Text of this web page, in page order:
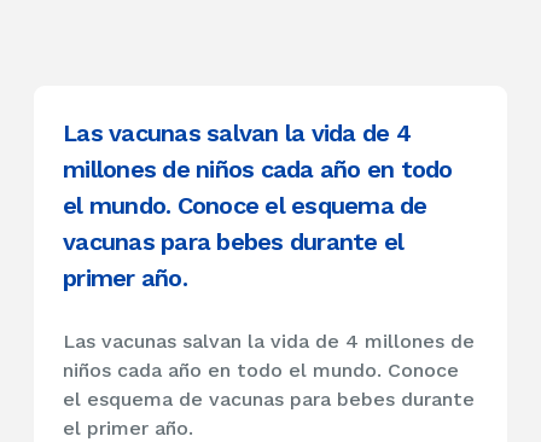
Las vacunas salvan la vida de 4
millones de niños cada año en todo
el mundo. Conoce el esquema de
vacunas para bebes durante el
primer año.
Las vacunas salvan la vida de 4 millones de
niños cada año en todo el mundo. Conoce
el esquema de vacunas para bebes durante
el primer año.